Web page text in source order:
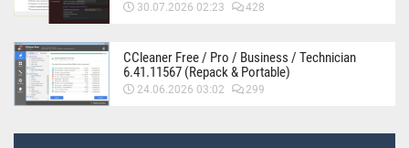
30.07.2026 02:23 428
CCleaner Free / Pro / Business / Technician
6.41.11567 (Repack & Portable)
24.06.2026 03:02 299